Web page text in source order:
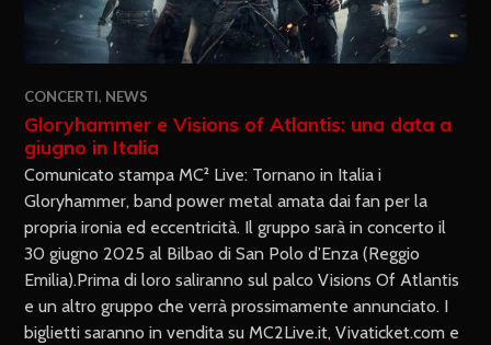
CONCERTI, NEWS
Gloryhammer e Visions of Atlantis: una data a
giugno in Italia
Comunicato stampa MC² Live: Tornano in Italia i
Gloryhammer, band power metal amata dai fan per la
propria ironia ed eccentricità. Il gruppo sarà in concerto il
30 giugno 2025 al Bilbao di San Polo d’Enza (Reggio
Emilia).Prima di loro saliranno sul palco Visions Of Atlantis
e un altro gruppo che verrà prossimamente annunciato. I
biglietti saranno in vendita su MC2Live.it, Vivaticket.com e